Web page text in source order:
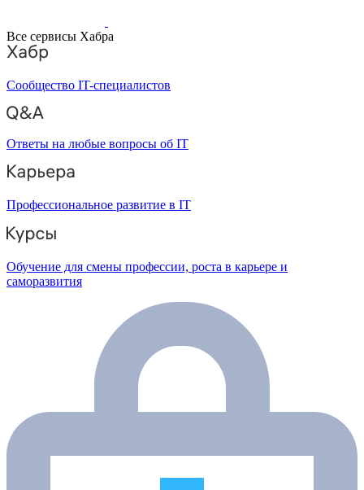
Все сервисы Хабра
Сообщество IT-специалистов
Ответы на любые вопросы об IT
Профессиональное развитие в IT
Обучение для смены профессии, роста в карьере и
саморазвития